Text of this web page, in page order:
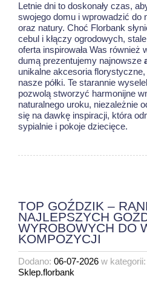
Letnie dni to doskonały czas,
swojego domu i wprowadzić do
oraz natury. Choć Florbank
cebul i kłączy ogrodowych,
oferta inspirowała Was
dumą prezentujemy najnowsze
unikalne akcesoria florystyczne,
nasze półki. Te starannie
pozwolą stworzyć harmonijne
naturalnego uroku, niezależnie
się na dawkę inspiracji, która
sypialnie i pokoje dziecięce.
TOP GOŹDZIK –
NAJLEPSZYCH
WYROBOWYCH DO
KOMPOZYCJI
Dodano: 06-07-2026 w kategorii:
Sklep.florbank